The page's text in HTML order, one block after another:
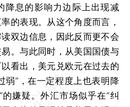
降息的影响力边际上出现减
的表现。从这个角度而言，
双边信息，因此反而更不会
。与此同时，从美国国债与
看出，美元兑欧元在过去的
弱”，在一定程度上也表明降
的嫌疑。外汇市场似乎在“纠